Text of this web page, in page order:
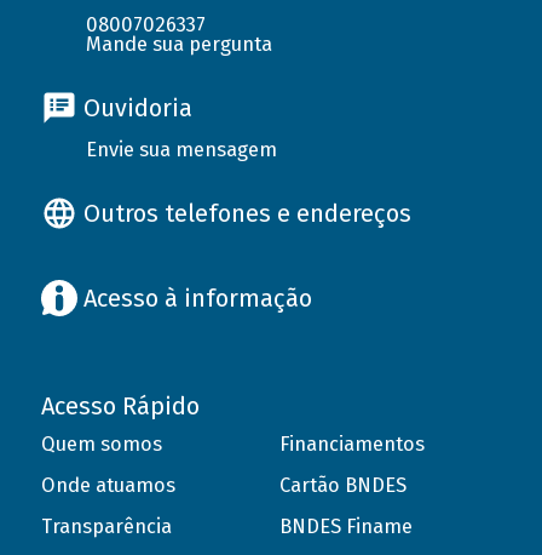
08007026337
Mande sua pergunta
Ouvidoria
Envie sua mensagem
Outros telefones e endereços
Acesso à informação
Acesso Rápido
Quem somos
Onde atuamos
Transparência
Financiamentos
Cartão BNDES
BNDES Finame